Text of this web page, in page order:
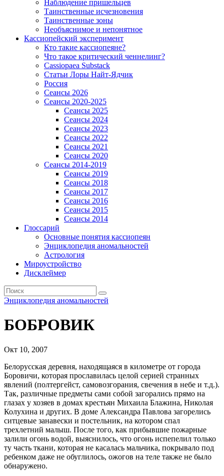
Наблюдение пришельцев
Таинственные исчезновения
Таинственные зоны
Необъяснимое и непонятное
Кассиопейский эксперимент
Кто такие кассиопеяне?
Что такое критический ченнелинг?
Сassiopaea Substack
Статьи Лоры Найт-Ядчик
Россия
Сеансы 2026
Сеансы 2020-2025
Сеансы 2025
Сеансы 2024
Сеансы 2023
Сеансы 2022
Сеансы 2021
Сеансы 2020
Сеансы 2014-2019
Сеансы 2019
Сеансы 2018
Сеансы 2017
Сеансы 2016
Сеансы 2015
Сеансы 2014
Глоссарий
Основные понятия кассиопеян
Энциклопедия аномальностей
Астрология
Мироустройство
Дисклеймер
Энциклопедия аномальностей
БОБРОВИК
Окт 10, 2007
Белорусская деревня, находящаяся в километре от города
Боровичи, которая прославилась целой серией странных
явлений (полтергейст, самовозгорания, свечения в небе и т.д.).
Так, различные предметы сами собой загорались прямо на
глазах у хозяев в домах крестьян Михаила Блажина, Николая
Колухина и других. В доме Александра Павлова загорелись
ситцевые занавески и постельник, на котором спал
трехлетний малыш. После того, как прибывшие пожарные
залили огонь водой, выяснилось, что огонь испепелил только
ту часть ткани, которая не касалась мальчика, покрывало под
ребенком даже не обуглилось, ожогов на теле также не было
обнаружено.